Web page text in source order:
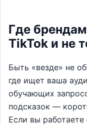
Где
TikTok и не
Быть «везде» не
где ищет ваша
обучающих
подсказок —
Если вы